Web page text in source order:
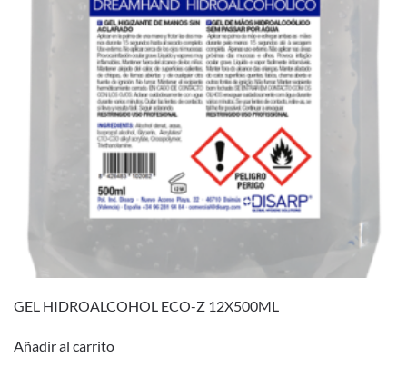
GEL HIDROALCOHOL ECO-Z 12X500ML
Añadir al carrito